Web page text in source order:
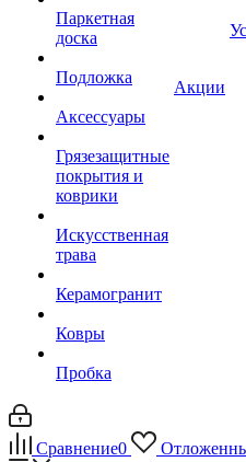
Паркетная
доска
Подложка
Аксессуары
Грязезащитные
покрытия и
коврики
Искусственная
трава
Керамогранит
Ковры
Пробка
Акции
Сравнение0